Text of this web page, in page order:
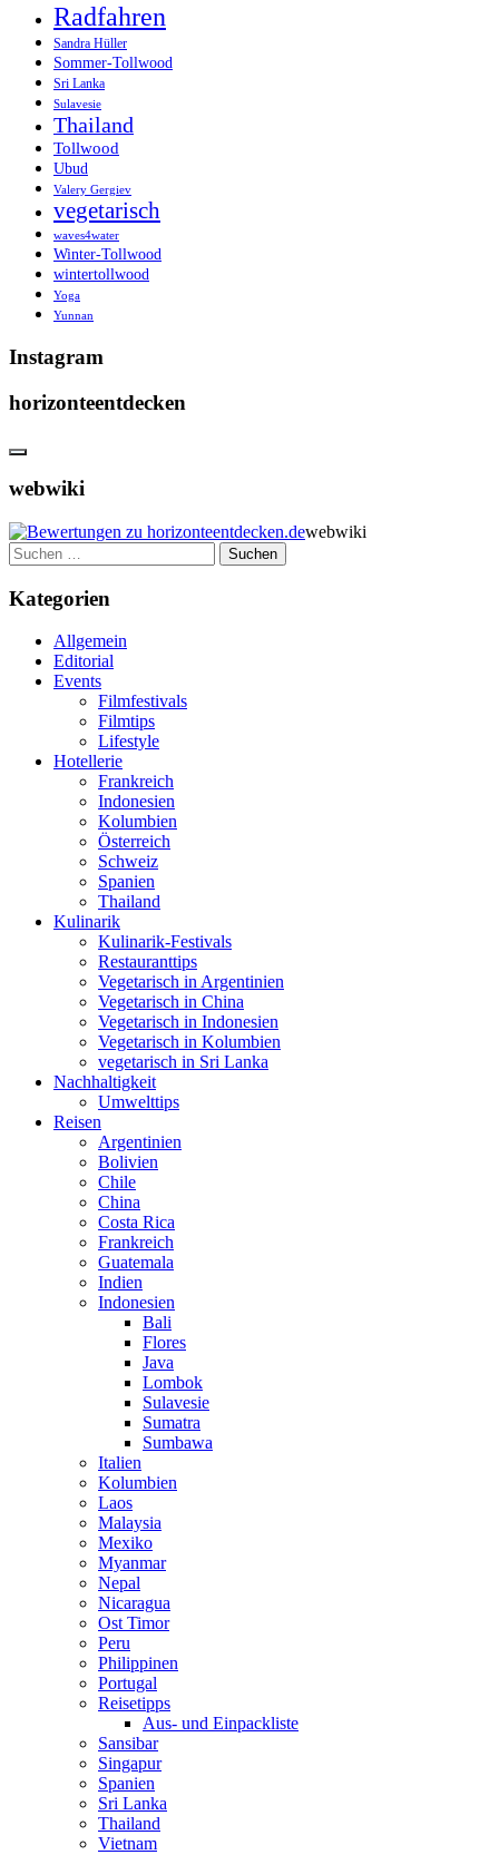
Radfahren
Sandra Hüller
Sommer-Tollwood
Sri Lanka
Sulavesie
Thailand
Tollwood
Ubud
Valery Gergiev
vegetarisch
waves4water
Winter-Tollwood
wintertollwood
Yoga
Yunnan
Instagram
horizonteentdecken
webwiki
webwiki
Suchen
nach:
Kategorien
Allgemein
Editorial
Events
Filmfestivals
Filmtips
Lifestyle
Hotellerie
Frankreich
Indonesien
Kolumbien
Österreich
Schweiz
Spanien
Thailand
Kulinarik
Kulinarik-Festivals
Restauranttips
Vegetarisch in Argentinien
Vegetarisch in China
Vegetarisch in Indonesien
Vegetarisch in Kolumbien
vegetarisch in Sri Lanka
Nachhaltigkeit
Umwelttips
Reisen
Argentinien
Bolivien
Chile
China
Costa Rica
Frankreich
Guatemala
Indien
Indonesien
Bali
Flores
Java
Lombok
Sulavesie
Sumatra
Sumbawa
Italien
Kolumbien
Laos
Malaysia
Mexiko
Myanmar
Nepal
Nicaragua
Ost Timor
Peru
Philippinen
Portugal
Reisetipps
Aus- und Einpackliste
Sansibar
Singapur
Spanien
Sri Lanka
Thailand
Vietnam